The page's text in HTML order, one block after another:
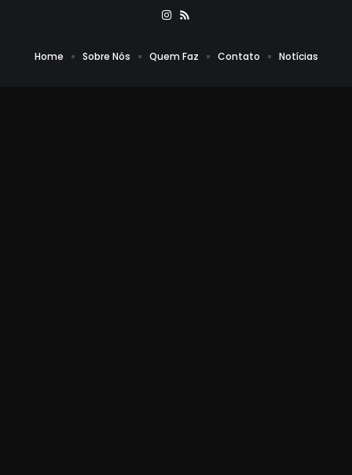
Home Sobre Nós Quem Faz Contato Notícias